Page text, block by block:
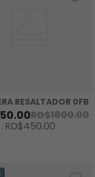
RESALTADOR 0FB
.00RD$1800.00
RD$450.00